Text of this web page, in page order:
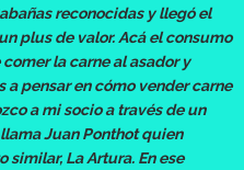
reconocidas y llegó el
plus de valor. Acá el consumo
la carne al asador y
pensar en cómo vender carne
a mi socio a través de un
Juan Ponthot quien
La Artura. En ese